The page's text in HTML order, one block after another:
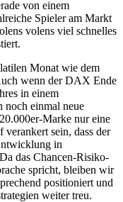
von einem
Spieler am Markt
volens viel schnelles
Monat wie dem
wenn der DAX Ende
in einem
noch einmal neue
Marke nur eine
sein, dass der
in
das Chancen-Risiko-
spricht, bleiben wir
positioniert und
weiter treu.